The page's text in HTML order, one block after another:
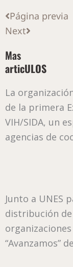
Ant
Página previa
Next
Siguiente
Mas
articULOS
La
de la primera
VIH/SIDA, un
agencias de
Junto a UNES
distribución
“Avanzamos”